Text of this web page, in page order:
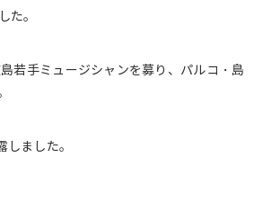
た。
若手ミュージシャンを募り、パルコ・島
ました。